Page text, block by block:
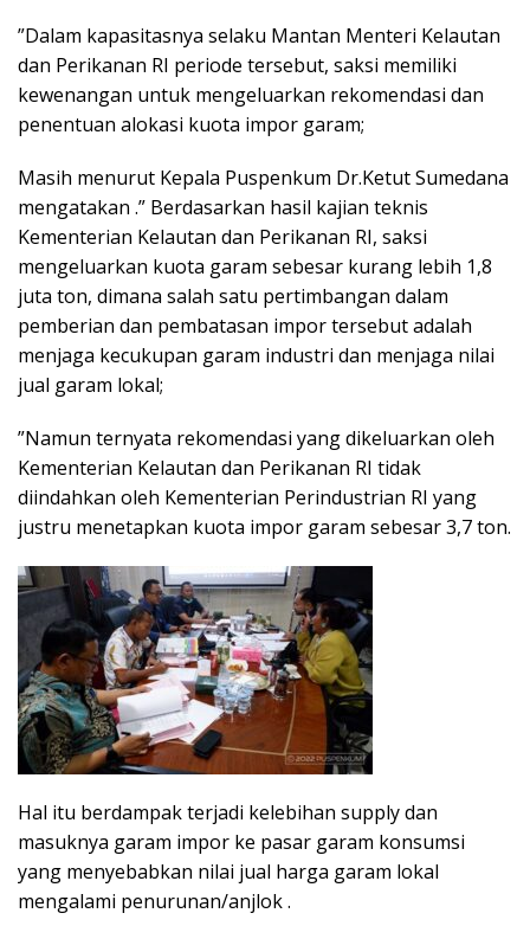
”Dalam kapasitasnya selaku Mantan Menteri Kelautan
dan Perikanan RI periode tersebut, saksi memiliki
kewenangan untuk mengeluarkan rekomendasi dan
penentuan alokasi kuota impor garam;
Masih menurut Kepala Puspenkum Dr.Ketut Sumedana
mengatakan .” Berdasarkan hasil kajian teknis
Kementerian Kelautan dan Perikanan RI, saksi
mengeluarkan kuota garam sebesar kurang lebih 1,8
juta ton, dimana salah satu pertimbangan dalam
pemberian dan pembatasan impor tersebut adalah
menjaga kecukupan garam industri dan menjaga nilai
jual garam lokal;
”Namun ternyata rekomendasi yang dikeluarkan oleh
Kementerian Kelautan dan Perikanan RI tidak
diindahkan oleh Kementerian Perindustrian RI yang
justru menetapkan kuota impor garam sebesar 3,7 ton.
Hal itu berdampak terjadi kelebihan supply dan
masuknya garam impor ke pasar garam konsumsi
yang menyebabkan nilai jual harga garam lokal
mengalami penurunan/anjlok .